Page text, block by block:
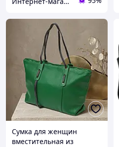
Сумка для женщин
вместительная из